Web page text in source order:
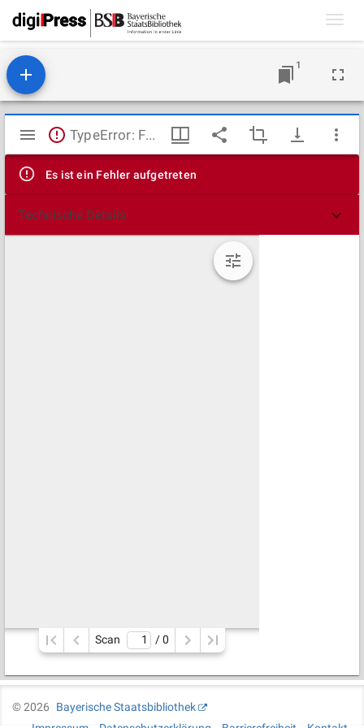
1
Mirador
Viewer
TypeError: Failed to fetch
Es ist ein Fehler aufgetreten
Technische Details
Scan / 0
©2026
Bayerische Staatsbibliothek